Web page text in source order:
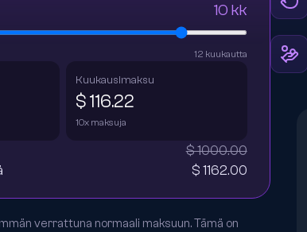
10 kk
12 kuukautta
Kuukausimaksu
$ 116.22
10x maksuja
$ 1000.00
$ 1162.00
verrattuna normaali maksuun. Tämä on